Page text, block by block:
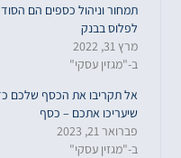
תמחור וניהול כספים הם הסוד
לפלוס בבנק
מרץ 31, 2022
ב-"מגזין עסקי"
אל תקריבו את הכסף שלכם
שיעריכו אתכם – כסף
פברואר 21, 2023
ב-"מגזין עסקי"